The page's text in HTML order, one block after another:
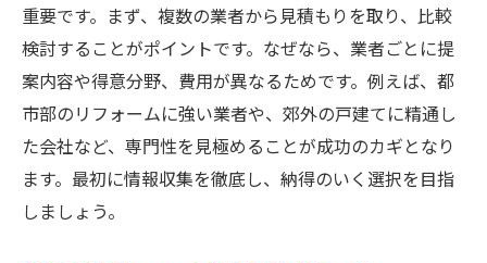
重要です。まず、複数の業者から見積もりを取り、比較
検討することがポイントです。なぜなら、業者ごとに提
案内容や得意分野、費用が異なるためです。例えば、都
市部のリフォームに強い業者や、郊外の戸建てに精通し
た会社など、専門性を見極めることが成功のカギとなり
ます。最初に情報収集を徹底し、納得のいく選択を目指
しましょう。